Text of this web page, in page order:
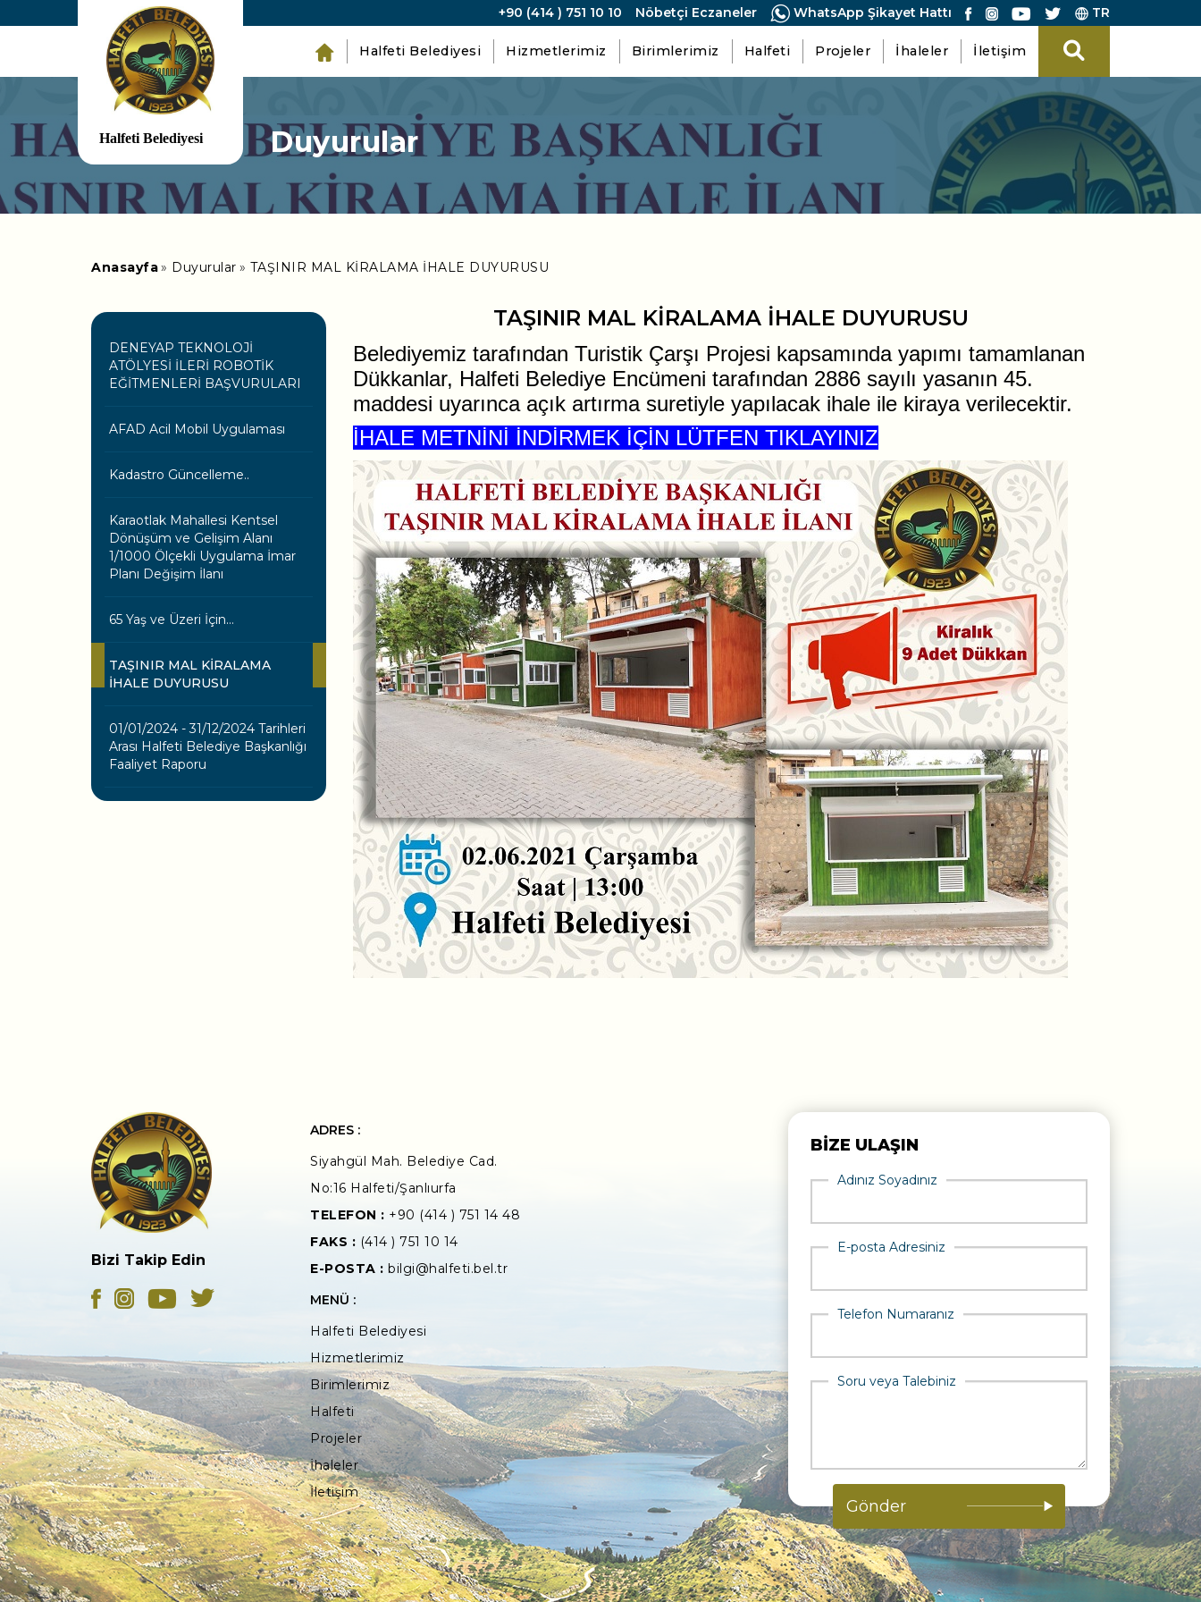
+90 (414 ) 751 10 10 Nöbetçi Eczaneler WhatsApp Şikayet Hattı TR
Halfeti Belediyesi Hizmetlerimiz Birimlerimiz Halfeti Projeler İhaleler İletişim
Duyurular
Anasayfa Duyurular TAŞINIR MAL KİRALAMA İHALE DUYURUSU
TAŞINIR MAL KİRALAMA İHALE DUYURUSU
Belediyemiz tarafından Turistik Çarşı Projesi kapsamında yapımı tamamlanan
Dükkanlar, Halfeti Belediye Encümeni tarafından 2886 sayılı yasanın 45.
maddesi uyarınca açık artırma suretiyle yapılacak ihale ile kiraya verilecektir.
İHALE METNİNİ İNDİRMEK İÇİN LÜTFEN TIKLAYINIZ
DENEYAP TEKNOLOJİ
ATÖLYESİ İLERİ ROBOTİK
EĞİTMENLERİ BAŞVURULARI
AFAD Acil Mobil Uygulaması
Kadastro Güncelleme..
Karaotlak Mahallesi Kentsel
Dönüşüm ve Gelişim Alanı
1/1000 Ölçekli Uygulama İmar
Planı Değişim İlanı
65 Yaş ve Üzeri İçin…
TAŞINIR MAL KİRALAMA
İHALE DUYURUSU
01/01/2024 - 31/12/2024 Tarihleri
Arası Halfeti Belediye Başkanlığı
Faaliyet Raporu
Bizi Takip Edin
ADRES :
Siyahgül Mah. Belediye Cad.
No:16 Halfeti/Şanlıurfa
TELEFON : +90 (414 ) 751 14 48
FAKS : (414 ) 751 10 14
E-POSTA : bilgi@halfeti.bel.tr
MENÜ :
Halfeti Belediyesi
Hizmetlerimiz
Birimlerimiz
Halfeti
Projeler
İhaleler
İletişim
BİZE ULAŞIN
Adınız Soyadınız
E-posta Adresiniz
Telefon Numaranız
Soru veya Talebiniz